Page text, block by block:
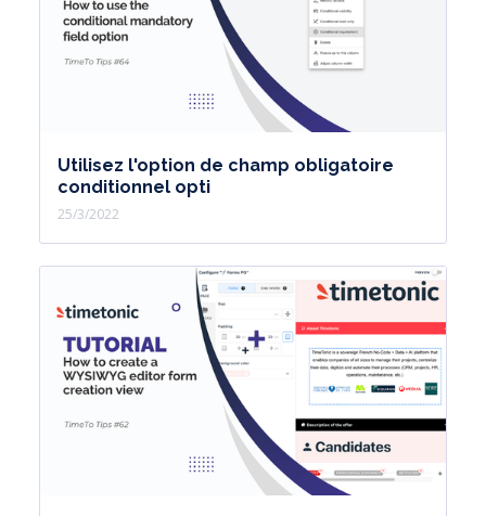
Utilisez l'option de champ obligatoire
conditionnel opti
25/3/2022